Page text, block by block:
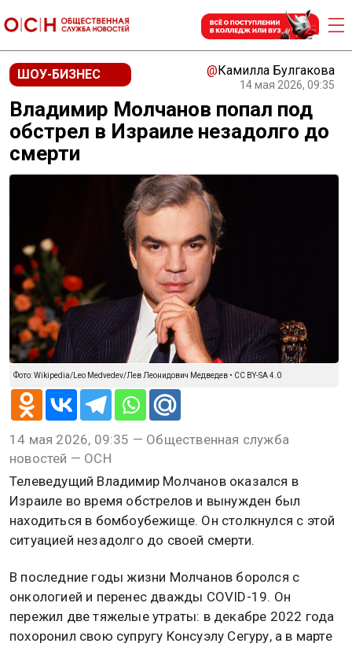
ШОУ-БИЗНЕС @Камилла Булгакова
14 мая 2026, 09:35
Владимир Молчанов попал под
обстрел в Израиле незадолго до
смерти
Фото: Wikipedia/Leo Medvedev/Лев Леонидович Медведев • CC BY-SA 4.0
14 мая 2026, 09:35 — Общественная служба
новостей — ОСН
Телеведущий Владимир Молчанов оказался в
Израиле во время обстрелов и вынужден был
находиться в бомбоубежище. Он столкнулся с этой
ситуацией незадолго до своей смерти.
В последние годы жизни Молчанов боролся с
онкологией и перенес дважды COVID-19. Он
пережил две тяжелые утраты: в декабре 2022 года
похоронил свою супругу Консуэлу Сегуру, а в марте